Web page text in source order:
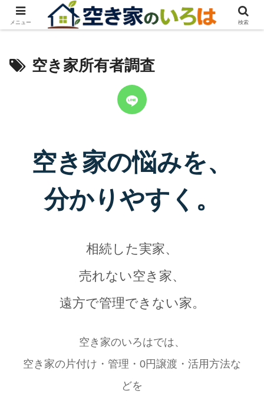
空き家所有者調査
空き家の悩みを、
分かりやすく。
相続した実家、
売れない空き家、
遠方で管理できない家。
空き家のいろはでは、
空き家の片付け・管理・0円譲渡・活用方法な
どを
メニュー 検索